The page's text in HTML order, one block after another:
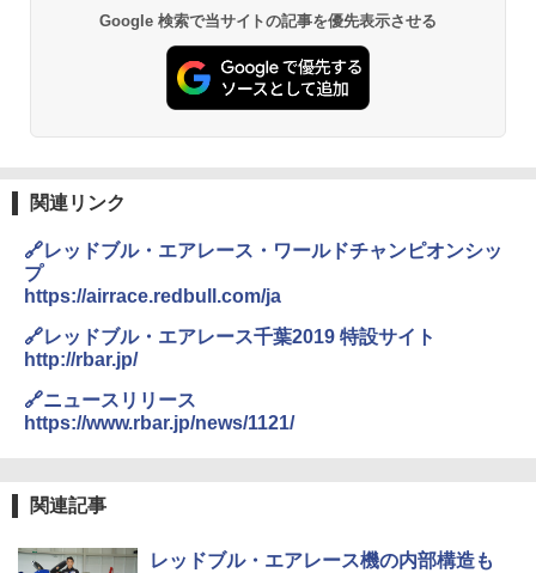
Google 検索で当サイトの記事を優先表示させる
関連リンク
🔗レッドブル・エアレース・ワールドチャンピオンシッ
プ
https://airrace.redbull.com/ja
🔗レッドブル・エアレース千葉2019 特設サイト
http://rbar.jp/
🔗ニュースリリース
https://www.rbar.jp/news/1121/
関連記事
レッドブル・エアレース機の内部構造も